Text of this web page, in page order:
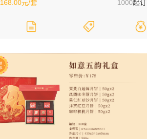
168.00元/套 1000起订